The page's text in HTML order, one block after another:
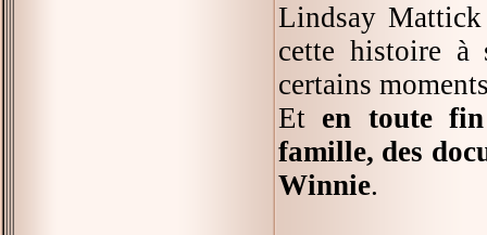
Lindsay
cette histoire à
certains
Et en toute
famille, des
Winnie.